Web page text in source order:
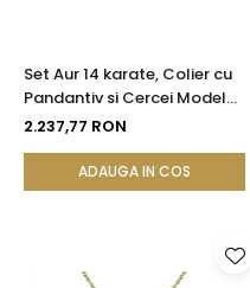
Set Aur 14 karate, Colier cu
Pandantiv si Cercei Model
Lalea cu Pietre
Ametist de 8 mm
2.237,77 RON
ADAUGA IN COS